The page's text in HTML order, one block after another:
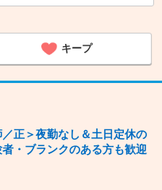
キープ
正＞夜勤なし＆土日定休の
・ブランクのある方も歓迎